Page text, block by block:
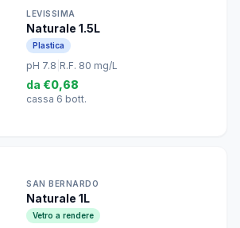
LEVISSIMA
Naturale 1.5L
Plastica
pH 7.8 R.F. 80 mg/L
da €0,68
cassa 6 bott.
SAN BERNARDO
Naturale 1L
Vetro a rendere